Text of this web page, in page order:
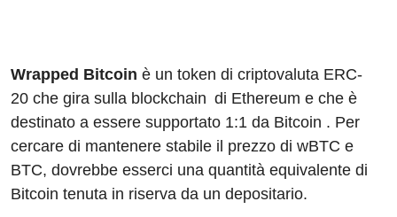
e
b
o
o
k
e
dI
n
di
t
a
d
s
s
A
p
p
gr
a
m
Wrapped Bitcoin è un token di criptovaluta ERC-
20 che gira sulla blockchain di Ethereum e che è
destinato a essere supportato 1:1 da Bitcoin . Per
cercare di mantenere stabile il prezzo di wBTC e
BTC, dovrebbe esserci una quantità equivalente di
Bitcoin tenuta in riserva da un depositario.